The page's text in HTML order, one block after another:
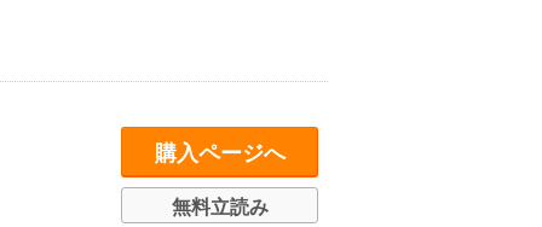
購入ページへ
無料立読み